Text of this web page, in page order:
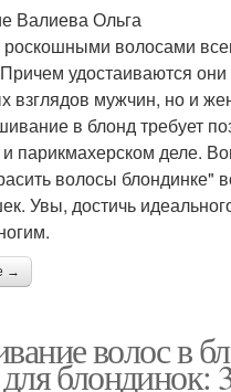
Валиева Ольга
волосами
удостаиваются они
взглядов мужчин, но и
в блонд требует
и парикмахерском деле.
волосы блондинке"
Увы, достичь
→
волос в
блондинок: